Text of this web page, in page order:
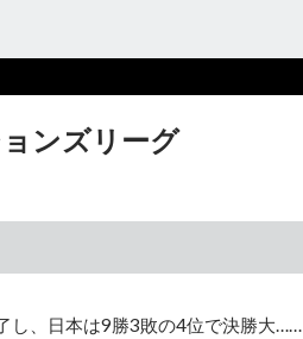
ンズリーグ
し、日本は9勝3敗の4位で決勝大……